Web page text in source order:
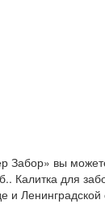
Забор» вы
Калитка для
и Ленинградской